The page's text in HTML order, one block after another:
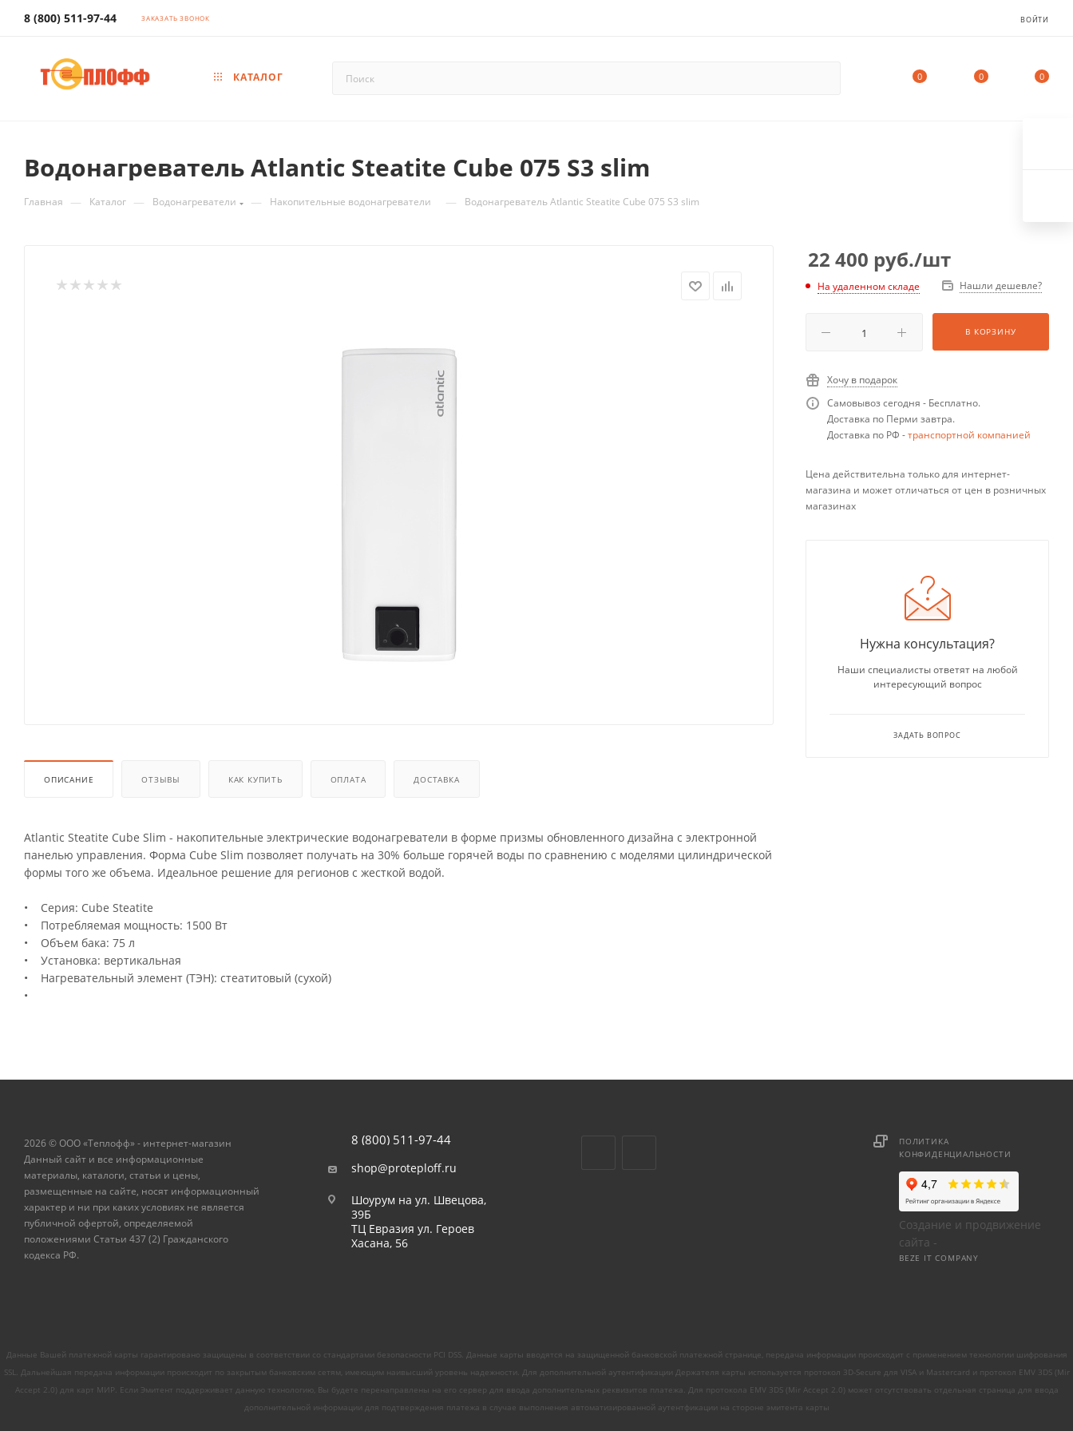
8 (800) 511-97-44 ЗАКАЗАТЬ ЗВОНОК ВОЙТИ
КАТАЛОГ 0 0 0
Водонагреватель Atlantic Steatite Cube 075 S3 slim
Главная — Каталог — Водонагреватели — Накопительные водонагреватели — Водонагреватель Atlantic Steatite Cube 075 S3 slim
ОПИСАНИЕ ОТЗЫВЫ КАК КУПИТЬ ОПЛАТА ДОСТАВКА
Atlantic Steatite Cube Slim - накопительные электрические водонагреватели в форме призмы обновленного дизайна с электронной
панелью управления. Форма Cube Slim позволяет получать на 30% больше горячей воды по сравнению с моделями цилиндрической
формы того же объема. Идеальное решение для регионов с жесткой водой.
• Серия: Cube Steatite
• Потребляемая мощность: 1500 Вт
• Объем бака: 75 л
• Установка: вертикальная
• Нагревательный элемент (ТЭН): стеатитовый (сухой)
•
22 400 руб./шт
На удаленном складе Нашли дешевле?
В КОРЗИНУ
Хочу в подарок
Самовывоз сегодня - Бесплатно.
Доставка по Перми завтра.
Доставка по РФ -транспортной компанией
Цена действительна только для интернет-
магазина и может отличаться от цен в розничных
магазинах
Нужна консультация?
Наши специалисты ответят на любой
интересующий вопрос
ЗАДАТЬ ВОПРОС
2026 © ООО «Теплофф» - интернет-магазин
Данный сайт и все информационные
материалы, каталоги, статьи и цены,
размещенные на сайте, носят информационный
характер и ни при каких условиях не является
публичной офертой, определяемой
положениями Статьи 437 (2) Гражданского
кодекса РФ.
8 (800) 511-97-44
shop@proteploff.ru
Шоурум на ул. Швецова,
39Б
ТЦ Евразия ул. Героев
Хасана, 56
ПОЛИТИКА
КОНФИДЕНЦИАЛЬНОСТИ
Создание и продвижение
сайта -
BEZE IT COMPANY
Данные Вашей платежной карты гарантировано защищены в соответствии со стандартами безопасности PCI DSS. Данные карты вводятся на защищенной банковской платежной странице, передача информации происходит с применением технологии шифрования
SSL. Дальнейшая передача информации происходит по закрытым банковским сетям, имеющим наивысший уровень надежности. Для дополнительной аутентификации Держателя карты используется протокол 3D-Secure для VISA и Mastercard и протокол EMV 3DS (Mir
Accept 2.0) для карт МИР. Если Эмитент поддерживает данную технологию, Вы будете перенаправлены на его сервер для ввода дополнительных реквизитов платежа. Для протокола EMV 3DS (Mir Accept 2.0) может отсутствовать отдельная страница для ввода
дополнительной информации для подтверждения платежа в случае выполнения автоматизированной аутентфикации на стороне эмитента карты